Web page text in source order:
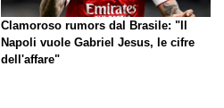
Clamoroso rumors dal Brasile: "Il
Napoli vuole Gabriel Jesus, le cifre
dell'affare"